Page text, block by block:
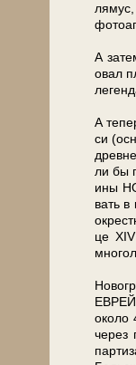
А
овал
А
си
ли бы
и­ны
вать
це
око­ло
че­рез